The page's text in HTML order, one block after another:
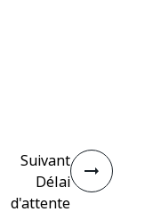
Suivant
Délai
d'attente